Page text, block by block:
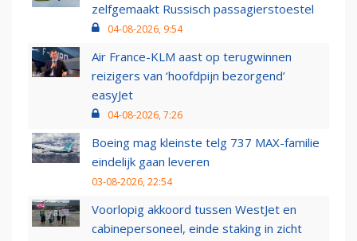
zelfgemaakt Russisch passagierstoestel
04-08-2026, 9:54
Air France-KLM aast op terugwinnen
reizigers van ‘hoofdpijn bezorgend’
easyJet
04-08-2026, 7:26
Boeing mag kleinste telg 737 MAX-familie
eindelijk gaan leveren
03-08-2026, 22:54
Voorlopig akkoord tussen WestJet en
cabinepersoneel, einde staking in zicht